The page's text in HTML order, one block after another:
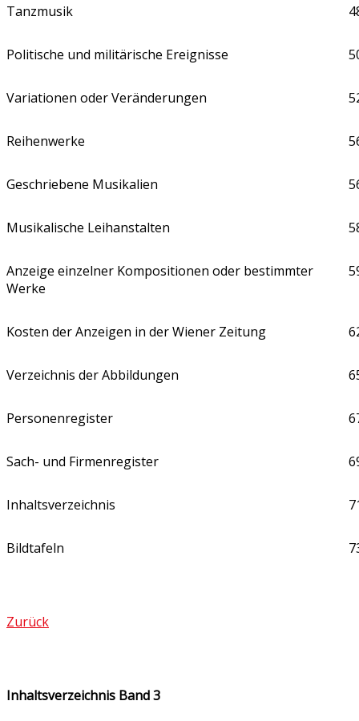
Tanzmusik
Politische und militärische Ereignisse
Variationen oder Veränderungen
Reihenwerke
Geschriebene Musikalien
Musikalische Leihanstalten
Anzeige einzelner Kompositionen oder bestimmter
Werke
Kosten der Anzeigen in der Wiener Zeitung
Verzeichnis der Abbildungen
Personenregister
Sach- und Firmenregister
Inhaltsverzeichnis
Bildtafeln
Zurück
Inhaltsverzeichnis Band 3